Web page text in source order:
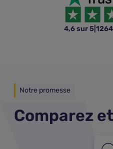
4,6 sur 5
Notre promesse
Comparez